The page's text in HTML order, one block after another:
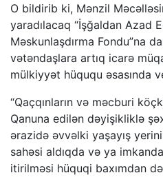
O bildirib ki, Mənzil
yaradılacaq “İşğaldan Azad
Məskunlaşdırma Fondu”na
vətəndaşlara artıq icarə
mülkiyyət hüququ əsasında
“Qaçqınların və məcburi
Qanuna edilən dəyişikliklə
ərazidə əvvəlki yaşayış
sahəsi aldıqda və ya
itirilməsi hüquqi baxımdan